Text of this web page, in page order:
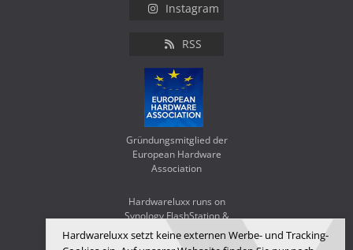
Hardwareluxx setzt keine externen Werbe- und Tracking-
Instagram
RSS
Gründungsmitglied der
European Hardware
Association
Hardwareluxx runs on
Synology FlashStation &
WD Red SA500